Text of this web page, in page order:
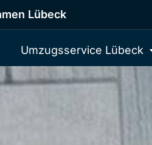
Lübeck
Umzugsservice Lübeck